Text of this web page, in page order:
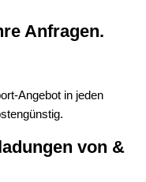
Anfragen.
Angebot in jeden
von &